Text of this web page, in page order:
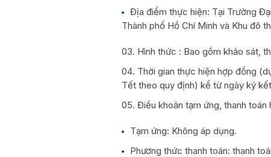
Địa điểm thực hiện: Tại Trường
Thành phố Hồ Chí Minh và Khu đô
Hình thức : Bao gồm khảo sát,
Thời gian thực hiện hợp đồng
Tết theo quy định) kể từ ngày ký
Điều khoản tạm ứng, thanh toán
Tạm ứng: Không áp dụng.
Phương thức thanh toán: thanh